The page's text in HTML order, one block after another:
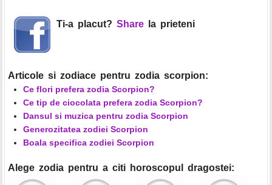
Ti-a placut? Share la prieteni
Articole si zodiace pentru zodia scorpion:
Ce flori prefera zodia Scorpion?
Ce tip de ciocolata prefera zodia Scorpion?
Dansul si muzica pentru zodia Scorpion
Generozitatea zodiei Scorpion
Boala specifica zodiei Scorpion
Alege zodia pentru a citi horoscopul dragostei: